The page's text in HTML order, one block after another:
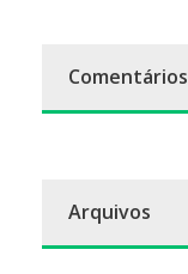
Comentários
Arquivos